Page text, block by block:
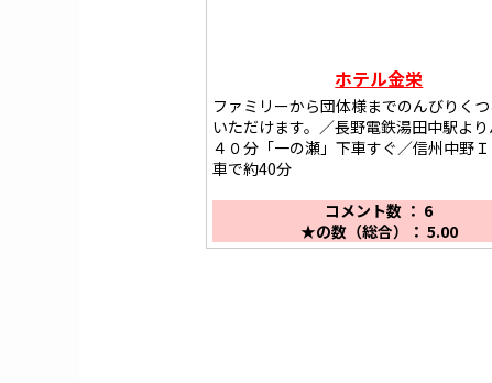
ホテル金栄
ファミリーから団体様までのんびりく
いただけます。／長野電鉄湯田中駅よ
４０分「一の瀬」下車すぐ／信州中野Ｉ
車で約40分
コメント数 ： 6
★の数（総合）： 5.00